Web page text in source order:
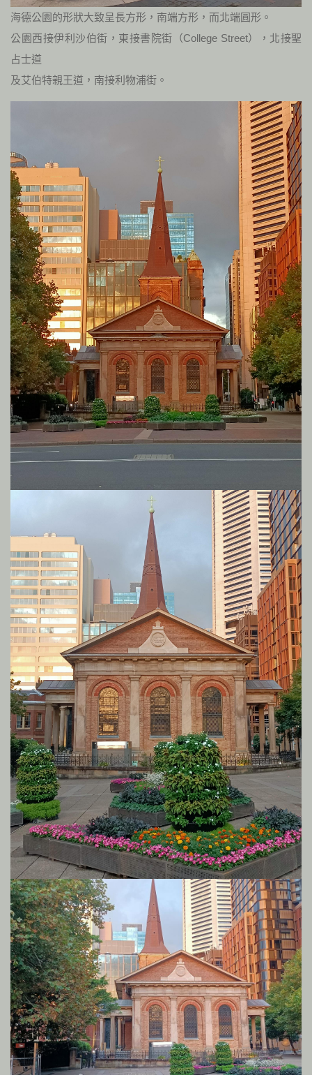
海德公園的形狀大致呈長方形，南端方形，而北端圓形。
公園西接伊利沙伯街，東接書院街（College Street），北接聖
占士道
及艾伯特親王道，南接利物浦街。